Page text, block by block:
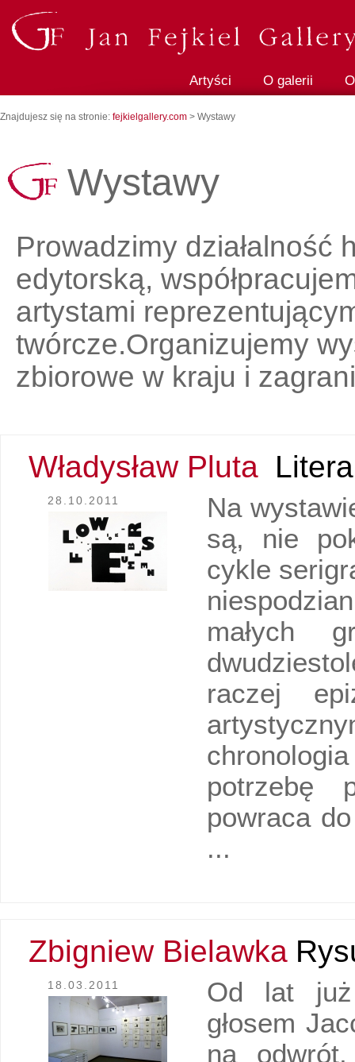
Artyści O galerii
Znajdujesz się na stronie: fejkielgallery.com > Wystawy
Wystawy
Prowadzimy działalność
edytorską,
artystami
twórcze.Organizujemy
zbiorowe w kraju i
Władysław Pluta
28.10.2011
Na
są, nie
cykle
małych
raczej
potrzebę
powraca
...
Zbigniew Bielawka
18.03.2011
Od lat już
głosem
na